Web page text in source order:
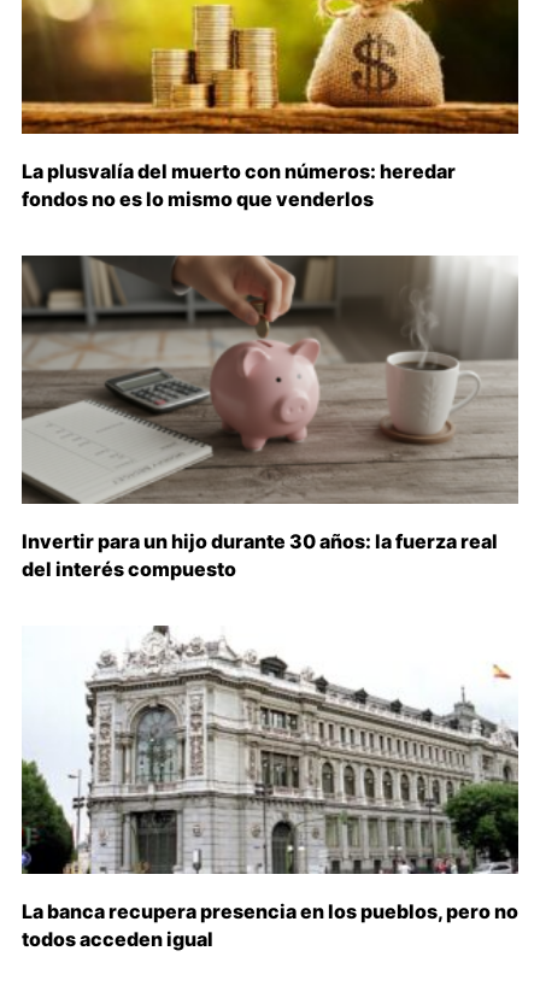
La plusvalía del muerto con números: heredar
fondos no es lo mismo que venderlos
Invertir para un hijo durante 30 años: la fuerza real
del interés compuesto
La banca recupera presencia en los pueblos, pero no
todos acceden igual